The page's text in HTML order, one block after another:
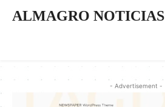
ALMAGRO NOTICIAS
- Advertisement -